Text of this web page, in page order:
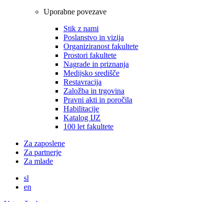
Uporabne povezave
Stik z nami
Poslanstvo in vizija
Organiziranost fakultete
Prostori fakultete
Nagrade in priznanja
Medijsko središče
Restavracija
Založba in trgovina
Pravni akti in poročila
Habilitacije
Katalog IJZ
100 let fakultete
Za zaposlene
Za partnerje
Za mlade
sl
en